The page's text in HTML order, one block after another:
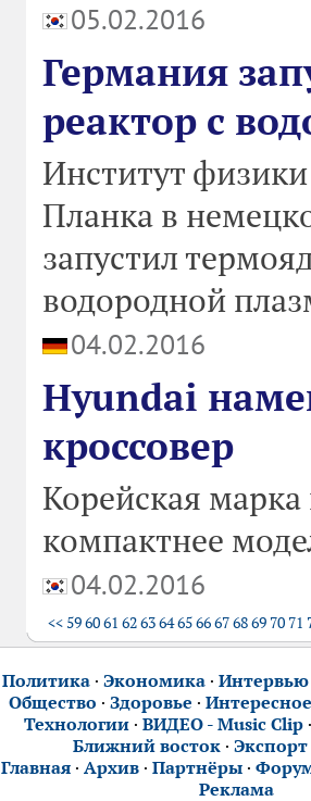
05.02.2016
Германия
реактор с
Институт
Планка в
запустил
водородной
04.02.2016
Hyundai
кроссовер
Корейская марка
компактнее
04.02.2016
<< 596061 6263646566676869 70 71
Политика· Экономика· Интервью
Общество · Здоровье · Интересное
Технологии· ВИДЕО - Music Clip
Ближний восток ·
Главная· Архив· Партнёры·
Реклама